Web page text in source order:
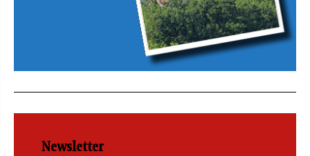
Newsletter